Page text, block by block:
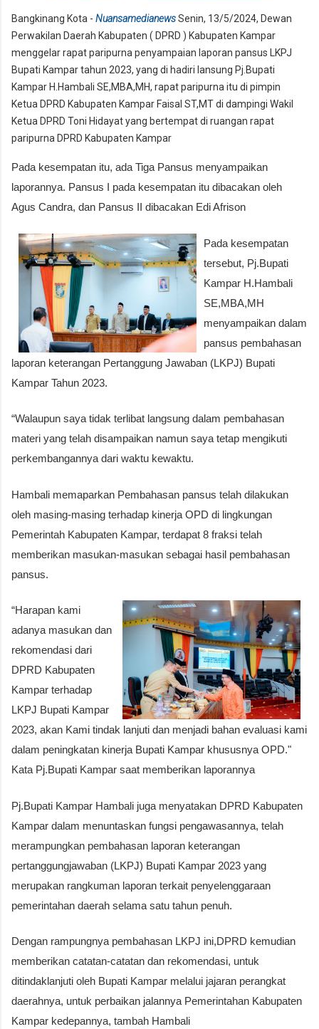
Bangkinang Kota - NuansamedianewsSenin, 13/5/2024, Dewan
Perwakilan Daerah Kabupaten ( DPRD ) Kabupaten Kampar
menggelar rapat paripurna penyampaian laporan pansus LKPJ
Bupati Kampar tahun 2023, yang di hadiri lansung Pj.Bupati
Kampar H.Hambali SE,MBA,MH, rapat paripurna itu di pimpin
Ketua DPRD Kabupaten Kampar Faisal ST,MT di dampingi Wakil
Ketua DPRD Toni Hidayat yang bertempat di ruangan rapat
paripurna DPRD Kabupaten Kampar
Pada kesempatan itu, ada Tiga Pansus menyampaikan
laporannya. Pansus I pada kesempatan itu dibacakan oleh
Agus Candra, dan Pansus II dibacakan Edi Afrison
Pada kesempatan
tersebut, Pj.Bupati
Kampar H.Hambali
SE,MBA,MH
menyampaikan dalam
pansus pembahasan
laporan keterangan Pertanggung Jawaban (LKPJ) Bupati
Kampar Tahun 2023.
“Walaupun saya tidak terlibat langsung dalam pembahasan
materi yang telah disampaikan namun saya tetap mengikuti
perkembangannya dari waktu kewaktu.
Hambali memaparkan Pembahasan pansus telah dilakukan
oleh masing-masing terhadap kinerja OPD di lingkungan
Pemerintah Kabupaten Kampar, terdapat 8 fraksi telah
memberikan masukan-masukan sebagai hasil pembahasan
pansus.
“Harapan kami
adanya masukan dan
rekomendasi dari
DPRD Kabupaten
Kampar terhadap
LKPJ Bupati Kampar
2023, akan Kami tindak lanjuti dan menjadi bahan evaluasi kami
dalam peningkatan kinerja Bupati Kampar khususnya OPD."
Kata Pj.Bupati Kampar saat memberikan laporannya
Pj.Bupati Kampar Hambali juga menyatakan DPRD Kabupaten
Kampar dalam menuntaskan fungsi pengawasannya, telah
merampungkan pembahasan laporan keterangan
pertanggungjawaban (LKPJ) Bupati Kampar 2023 yang
merupakan rangkuman laporan terkait penyelenggaraan
pemerintahan daerah selama satu tahun penuh.
Dengan rampungnya pembahasan LKPJ ini,DPRD kemudian
memberikan catatan-catatan dan rekomendasi, untuk
ditindaklanjuti oleh Bupati Kampar melalui jajaran perangkat
daerahnya, untuk perbaikan jalannya Pemerintahan Kabupaten
Kampar kedepannya, tambah Hambali